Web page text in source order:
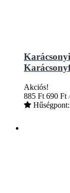
Akciós!
885 Ft 690 Ft
Hűségpont: